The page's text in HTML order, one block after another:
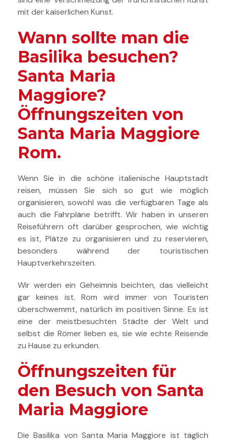
mit der kaiserlichen Kunst.
Wann sollte man die
Basilika besuchen?
Santa Maria
Maggiore?
Öffnungszeiten von
Santa Maria Maggiore
Rom.
Wenn Sie in die schöne italienische Hauptstadt
reisen, müssen Sie sich so gut wie möglich
organisieren, sowohl was die verfügbaren Tage als
auch die Fahrpläne betrifft. Wir haben in unseren
Reiseführern oft darüber gesprochen, wie wichtig
es ist, Plätze zu organisieren und zu reservieren,
besonders während der touristischen
Hauptverkehrszeiten.
Wir werden ein Geheimnis beichten, das vielleicht
gar keines ist. Rom wird immer von Touristen
überschwemmt, natürlich im positiven Sinne. Es ist
eine der meistbesuchten Städte der Welt und
selbst die Römer lieben es, sie wie echte Reisende
zu Hause zu erkunden.
Öffnungszeiten für
den Besuch von Santa
Maria Maggiore
Die Basilika von Santa Maria Maggiore ist täglich